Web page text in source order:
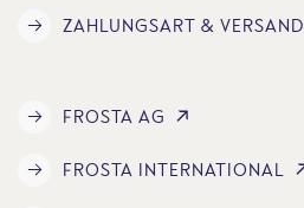
ZAHLUNGSART &
FROSTA AG
FROSTA INTERNATIONAL